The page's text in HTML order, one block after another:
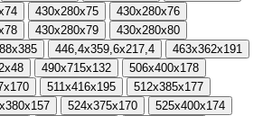
430x280x75
430x280x76
430x280x79
430x280x80
446,4x359,6x217,4
463x362x191
490x715x132
506x400x178
511x416x195
512х385х177
524x375x170
525x400x174